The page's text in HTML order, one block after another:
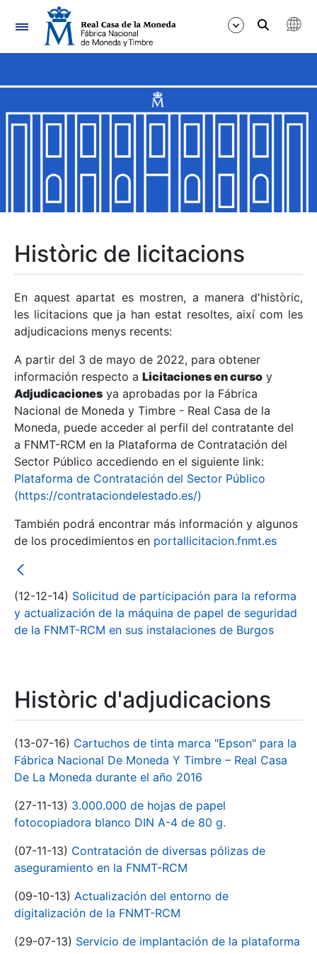
Navegació
Mostra/Amaga
Mostra/Amaga
Mostra/Amaga
Mostra/Amaga
Mostra/Amaga
Històric de licitacions
En aquest apartat es mostren, a manera d'històric,
les licitacions que ja han estat resoltes, així com les
adjudicacions menys recents:
A partir del 3 de mayo de 2022, para obtener
información respecto a Licitaciones en curso y
Adjudicaciones ya aprobadas por la Fábrica
Nacional de Moneda y Timbre - Real Casa de la
Moneda, puede acceder al perfil del contratante del
a FNMT-RCM en la Plataforma de Contratación del
Sector Público accediendo en el siguiente link:
Plataforma de Contratación del Sector Público
(https://contrataciondelestado.es/)
También podrá encontrar más información y algunos
de los procedimientos en portallicitacion.fnmt.es
(12-12-14) Solicitud de participación para la reforma
y actualización de la máquina de papel de seguridad
de la FNMT-RCM en sus instalaciones de Burgos
Històric d'adjudicacions
(13-07-16) Cartuchos de tinta marca "Epson" para la
Fábrica Nacional De Moneda Y Timbre – Real Casa
De La Moneda durante el año 2016
(27-11-13) 3.000.000 de hojas de papel
fotocopiadora blanco DIN A-4 de 80 g.
(07-11-13) Contratación de diversas pólizas de
aseguramiento en la FNMT-RCM
(09-10-13) Actualización del entorno de
digitalización de la FNMT-RCM
(29-07-13) Servicio de implantación de la plataforma